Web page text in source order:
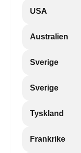
USA
Australien
Sverige
Sverige
Tyskland
Frankrike